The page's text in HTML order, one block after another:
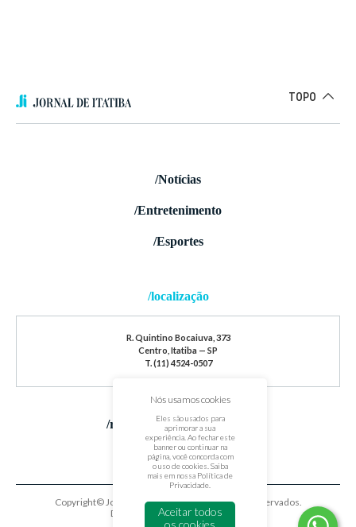
TOPO
/Notícias
/Entretenimento
/Esportes
/localização
R. Quintino Bocaiuva, 373
Centro, Itatiba — SP
T. (11) 4524-0507
/redes sociais
Copyright© Jornal de Itatiba. Todos os direitos reservados.
Desenvolvido poroxigenium.co
Nós usamos cookies
Eles são usados para
aprimorar a sua
experiência. Ao fechar este
banner ou continuar na
página, você concorda com
o uso de cookies. Saiba
mais em nossa Política de
Privacidade
Aceitar todos
os cookies